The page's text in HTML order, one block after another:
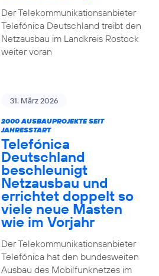
Der Telekommunikationsanbieter
Telefónica Deutschland treibt den
Netzausbau im Landkreis Rostock
weiter voran
31. März 2026
2000 AUSBAUPROJEKTE SEIT
JAHRESSTART
Telefónica
Deutschland
beschleunigt
Netzausbau und
errichtet doppelt so
viele neue Masten
wie im Vorjahr
Der Telekommunikationsanbieter
Telefónica hat den bundesweiten
Ausbau des Mobilfunknetzes im